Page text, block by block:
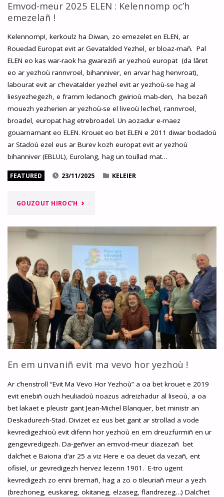
LIZHER
ALVOKAD
KASET
MINISTREREZH
HA
Emvod-meur 2025 ELEN : Kelennomp oc’h
emezelañ !
Kelennomp!, kerkoulz ha Diwan, zo emezelet en ELEN, ar
Rouedad Europat evit ar Gevatalded Yezhel, er bloaz-mañ. Pal
ELEN eo kas war-raok ha gwareziñ ar yezhoù europat (da lâret
eo ar yezhoù rannvroel, bihanniver, en arvar hag henvroat),
labourat evit ar c’hevatalder yezhel evit ar yezhoù-se hag al
liesyezhegezh, e framm ledanoc’h gwirioù mab-den, ha bezañ
mouezh yezherien ar yezhoù-se el liveoù lec’hel, rannvroel,
broadel, europat hag etrebroadel. Un aozadur e-maez
gouarnamant eo ELEN. Krouet eo bet ELEN e 2011 diwar bodadoù
ar Stadoù ezel eus ar Burev kozh europat evit ar yezhoù
bihanniver (EBLUL), Eurolang, hag un toullad mat…
FEATURED 23/11/2025 KELEIER
GOUZOUT HIROC’H "EMVOD-
ELEN
:
KELENNOMP
OC’H
EMEZELAÑ
!"
En em unvaniñ evit ma vevo hor yezhoù !
Ar c’henstroll “Evit Ma Vevo Hor Yezhoù” a oa bet krouet e 2019
evit enebiñ ouzh heuliadoù noazus adreizhadur al liseoù, a oa
bet lakaet e pleustr gant Jean-Michel Blanquer, bet ministr an
Deskadurezh-Stad. Divizet ez eus bet gant ar strollad a vode
kevredigezhioù evit difenn hor yezhoù en em dreuzfurmiñ en ur
gengevredigezh. Da-geñver an emvod-meur diazezañ bet
dalc’het e Baiona d’ar 25 a viz Here e oa deuet da vezañ, ent
ofisiel, ur gevredigezh hervez lezenn 1901. E-tro ugent
kevredigezh zo enni bremañ, hag a zo o tileuriañ meur a yezh
(brezhoneg, euskareg, okitaneg, elzaseg, flandrezeg…) Dalc’het